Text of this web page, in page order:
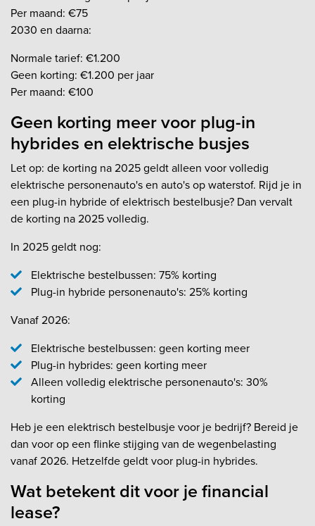
Per maand: €75
2030 en daarna:
Normale tarief: €1.200
Geen korting: €1.200 per jaar
Per maand: €100
Geen korting meer voor plug-in
hybrides en elektrische busjes
Let op: de korting na 2025 geldt alleen voor volledig
elektrische personenauto's en auto's op waterstof. Rijd je in
een plug-in hybride of elektrisch bestelbusje? Dan vervalt
de korting na 2025 volledig.
In 2025 geldt nog:
Elektrische bestelbussen: 75% korting
Plug-in hybride personenauto's: 25% korting
Vanaf 2026:
Elektrische bestelbussen: geen korting meer
Plug-in hybrides: geen korting meer
Alleen volledig elektrische personenauto's: 30%
korting
Heb je een elektrisch bestelbusje voor je bedrijf? Bereid je
dan voor op een flinke stijging van de wegenbelasting
vanaf 2026. Hetzelfde geldt voor plug-in hybrides.
Wat betekent dit voor je financial
lease?